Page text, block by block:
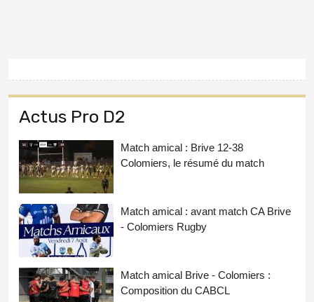
Actus Pro D2
Match amical : Brive 12-38
Colomiers, le résumé du match
Match amical : avant match CA Brive
- Colomiers Rugby
Match amical Brive - Colomiers :
Composition du CABCL